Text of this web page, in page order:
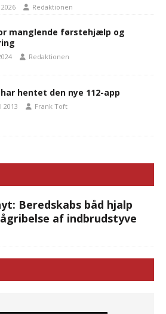
Redaktionen
manglende førstehjælp og
Redaktionen
har hentet den nye 112-app
2013 Frank Toft
Beredskabs båd hjalp
af indbrudstyve